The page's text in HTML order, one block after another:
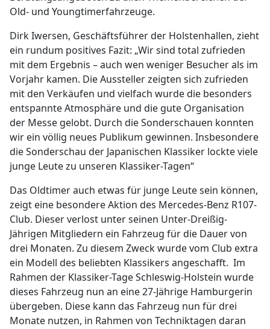
Old- und Youngtimerfahrzeuge.
Dirk Iwersen, Geschäftsführer der Holstenhallen, zieht
ein rundum positives Fazit: „Wir sind total zufrieden
mit dem Ergebnis – auch wen weniger Besucher als im
Vorjahr kamen. Die Aussteller zeigten sich zufrieden
mit den Verkäufen und vielfach wurde die besonders
entspannte Atmosphäre und die gute Organisation
der Messe gelobt. Durch die Sonderschauen konnten
wir ein völlig neues Publikum gewinnen. Insbesondere
die Sonderschau der Japanischen Klassiker lockte viele
junge Leute zu unseren Klassiker-Tagen“
Das Oldtimer auch etwas für junge Leute sein können,
zeigt eine besondere Aktion des Mercedes-Benz R107-
Club. Dieser verlost unter seinen Unter-Dreißig-
Jährigen Mitgliedern ein Fahrzeug für die Dauer von
drei Monaten. Zu diesem Zweck wurde vom Club extra
ein Modell des beliebten Klassikers angeschafft. Im
Rahmen der Klassiker-Tage Schleswig-Holstein wurde
dieses Fahrzeug nun an eine 27-Jährige Hamburgerin
übergeben. Diese kann das Fahrzeug nun für drei
Monate nutzen, in Rahmen von Techniktagen daran